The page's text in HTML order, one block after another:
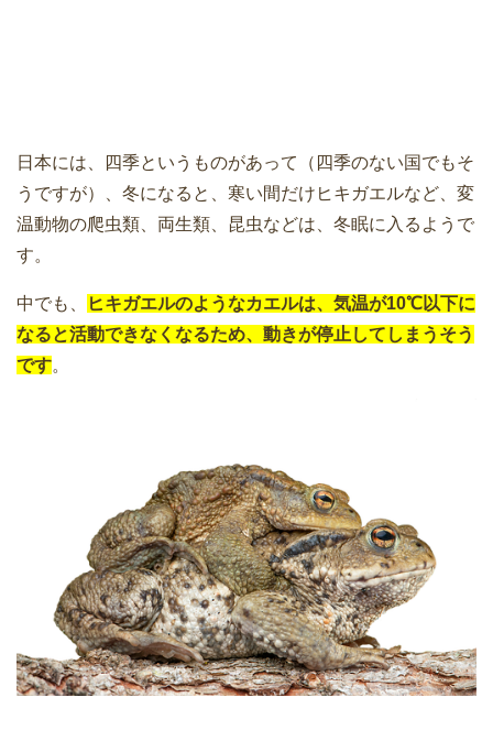
日本には、四季というものがあって（四季のない国でもそ
うですが）、冬になると、寒い間だけヒキガエルなど、変
温動物の爬虫類、両生類、昆虫などは、冬眠に入るようで
す。
中でも、
ヒキガエルのようなカエルは、気温が10℃以下に
なると活動できなくなるため、動きが停止してしまうそう
です。